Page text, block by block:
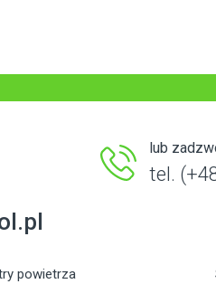
lub
tel.
powietrza